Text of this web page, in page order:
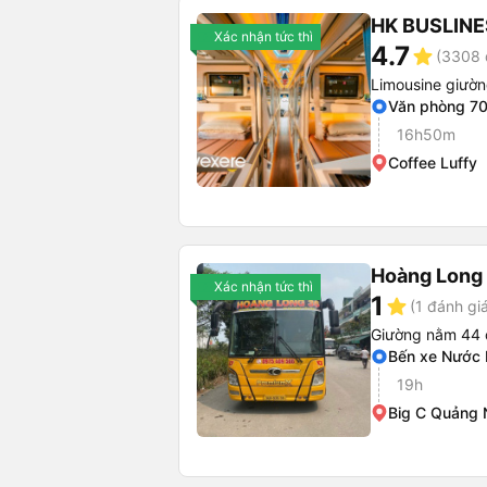
Xác nhận tức thì HK
4.7star (3308
Limousine
Văn phòng
16h50m
Coffee Luffy
Xác nhận tức thì Hoàng
1 star (1 đánh
Giường nằm 44
Bến xe Nước
19h
Big C Quảng